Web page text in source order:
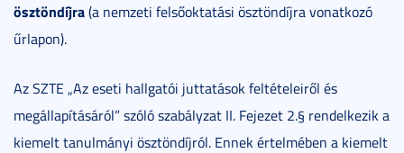
ösztöndíjra(a nemzeti felsőoktatási ösztöndíjra vonatkozó
űrlapon).
Az SZTE „Az eseti hallgatói juttatások feltételeiről és
megállapításáról” szóló szabályzat II. Fejezet 2.§ rendelkezik a
kiemelt tanulmányi ösztöndíjról. Ennek értelmében a kiemelt